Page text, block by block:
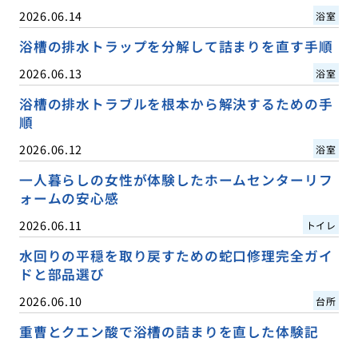
2026.06.14 浴室
浴槽の排水トラップを分解して詰まりを直す手順
2026.06.13 浴室
浴槽の排水トラブルを根本から解決するための手
順
2026.06.12 浴室
一人暮らしの女性が体験したホームセンターリフ
ォームの安心感
2026.06.11 トイレ
水回りの平穏を取り戻すための蛇口修理完全ガイ
ドと部品選び
2026.06.10 台所
重曹とクエン酸で浴槽の詰まりを直した体験記